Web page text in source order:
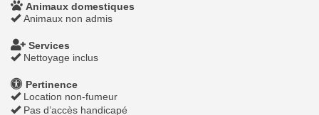
Animaux domestiques
Animaux non admis
Services
Nettoyage inclus
Pertinence
Location non-fumeur
Pas d’accès handicapé